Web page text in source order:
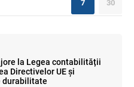
7 30
la Legea contabilității
Directivelor UE și
durabilitate